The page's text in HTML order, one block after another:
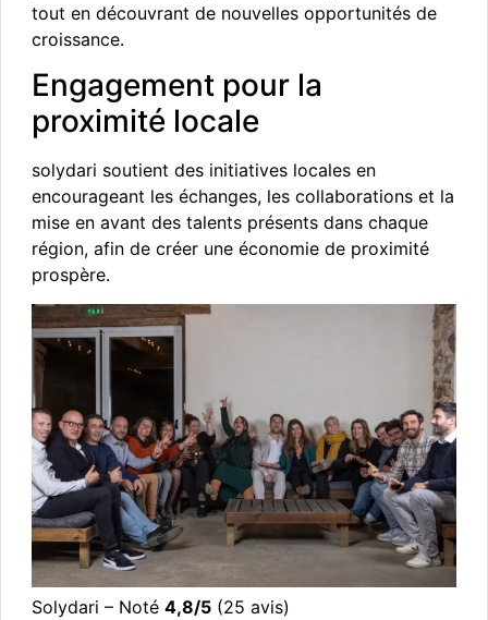
tout en découvrant de nouvelles opportunités de
croissance.
Engagement pour la
proximité locale
solydari soutient des initiatives locales en
encourageant les échanges, les collaborations et la
mise en avant des talents présents dans chaque
région, afin de créer une économie de proximité
prospère.
Solydari – Noté 4,8/5(25 avis)